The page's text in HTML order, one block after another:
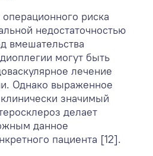
риска
недостаточностью
вмешательства
могут быть
лечение
Однако выраженное
значимый
делает
данное
пациента [12].